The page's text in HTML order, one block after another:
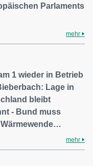
Parlaments
mehr
1 wieder in Betrieb
Lage in
bleibt
- Bund muss
Wärmewende…
mehr